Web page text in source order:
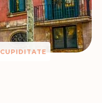
CUPIDITATE